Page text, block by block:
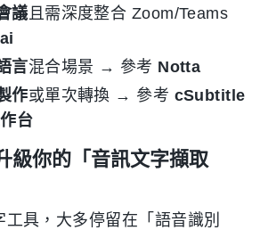
議且需深度整合 Zoom/Teams
言混合場景 → 參考 Notta
作或單次轉換 → 參考 cSubtitle
台
級你的「音訊文字擷取
具，大多停留在「語音識別